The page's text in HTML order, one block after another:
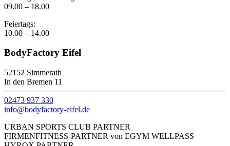
09.00 – 18.00
Feiertags:
10.00 – 14.00
BodyFactory Eifel
52152 Simmerath
In den Bremen 11
02473 937 330
info@bodyfactory-eifel.de
URBAN SPORTS CLUB PARTNER
FIRMENFITNESS-PARTNER von EGYM WELLPASS